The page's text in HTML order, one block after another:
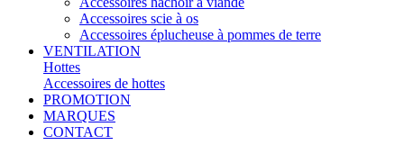
Accessoires scie à os
Accessoires éplucheuse à pommes de terre
VENTILATION
Hottes
Accessoires de hottes
PROMOTION
MARQUES
CONTACT